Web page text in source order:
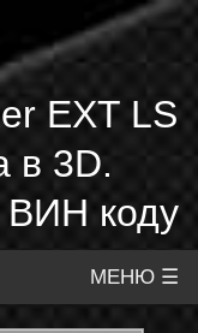
EXT LS
в 3D.
ВИН коду
МЕНЮ ☰